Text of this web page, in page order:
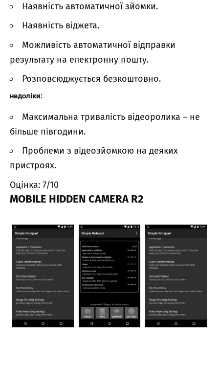
Наявність автоматичної зйомки.
Наявність віджета.
Можливість автоматичної відправки
результату на електронну пошту.
Розповсюджується безкоштовно.
недоліки:
Максимальна тривалість відеоролика – не
більше півгодини.
Проблеми з відеозйомкою на деяких
пристроях.
Оцінка: 7/10
MOBILE HIDDEN CAMERA R2